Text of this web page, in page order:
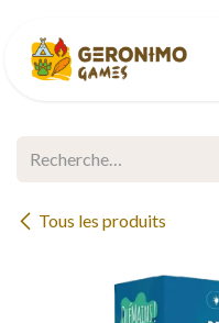
Tous les produits